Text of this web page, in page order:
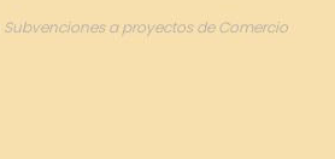
Subvenciones a proyectos de Comercio